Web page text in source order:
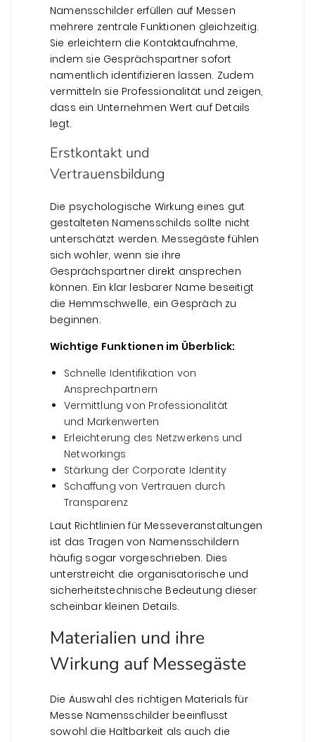
Namensschilder erfüllen auf Messen
mehrere zentrale Funktionen gleichzeitig.
Sie erleichtern die Kontaktaufnahme,
indem sie Gesprächspartner sofort
namentlich identifizieren lassen. Zudem
vermitteln sie Professionalität und zeigen,
dass ein Unternehmen Wert auf Details
legt.
Erstkontakt und
Vertrauensbildung
Die psychologische Wirkung eines gut
gestalteten Namensschilds sollte nicht
unterschätzt werden. Messegäste fühlen
sich wohler, wenn sie ihre
Gesprächspartner direkt ansprechen
können. Ein klar lesbarer Name beseitigt
die Hemmschwelle, ein Gespräch zu
beginnen.
Wichtige Funktionen im Überblick:
Schnelle Identifikation von
Ansprechpartnern
Vermittlung von Professionalität
und Markenwerten
Erleichterung des Netzwerkens und
Networkings
Stärkung der Corporate Identity
Schaffung von Vertrauen durch
Transparenz
Laut Richtlinien für Messeveranstaltungen
ist das Tragen von Namensschildern
häufig sogar vorgeschrieben. Dies
unterstreicht die organisatorische und
sicherheitstechnische Bedeutung dieser
scheinbar kleinen Details.
Materialien und ihre
Wirkung auf Messegäste
Die Auswahl des richtigen Materials für
Messe Namensschilder beeinflusst
sowohl die Haltbarkeit als auch die